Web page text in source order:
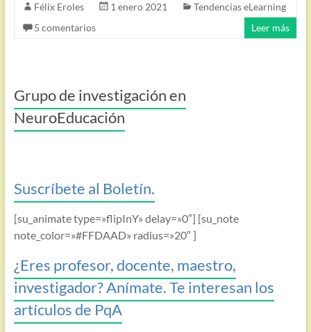
Félix Eroles 1 enero 2021
Tendencias eLearning
5 comentarios
Leer más
Grupo de investigación en
NeuroEducación
Suscríbete al Boletín.
[su_animate type=»flipInY» delay=»0″] [su_note
note_color=»#FFDAAD» radius=»20″ ]
¿Eres profesor, docente, maestro,
investigador? Anímate. Te interesan los
artículos de PqA